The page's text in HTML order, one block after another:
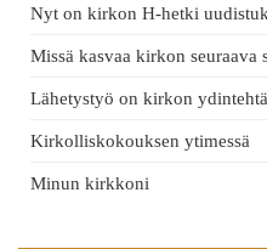
Nyt on kirkon H-hetki
Missä kasvaa kirkon seuraava
Lähetystyö on kirkon
Kirkolliskokouksen ytimessä
Minun kirkkoni